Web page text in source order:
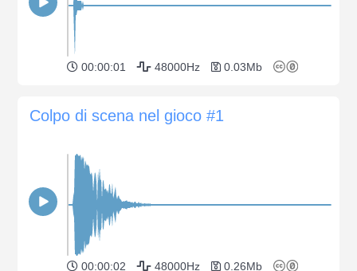
00:00:01 48000Hz 0.03Mb
Colpo di scena nel gioco #1
00:00:02 48000Hz 0.26Mb